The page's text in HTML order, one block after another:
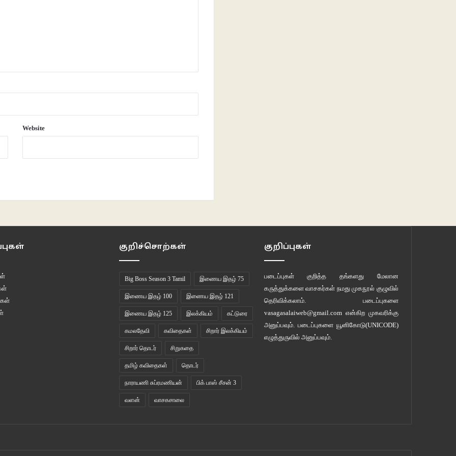
Website
குறிச்சொற்கள்
Big Boss Season 3 Tamil இணைய இதழ் 75
இணைய இதழ் 100 இணைய இதழ் 121
இணைய இதழ் 125 இலக்கியம் கட்டுரை
கமலதேவி கவிதைகள் சிறார் இலக்கியம்
சிறார் தொடர் சிறுகதை
தமிழ் கவிதைகள் தொடர்
நாராயணி சுப்ரமணியன் பிக் பாஸ் சீசன் 3
வளன் வாசகசாலை
குறிப்புகள்
படைப்புகள் குறித்த தங்களது மேலான
கருத்துக்களை வாசகர்கள் நமதுமுகநூல் குழுவில்
தெரிவிக்கலாம். படைப்புகளை
vasagasalaiweb@gmail.comஎன்கிற முகவரிக்கு
அனுப்பவும். படைப்புகளை யூனிகோடு(UNICODE)
எழுத்துருவில் அனுப்பவும்.